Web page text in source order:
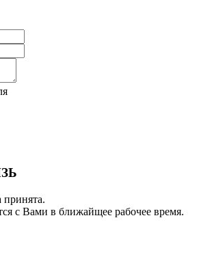
принята.
с Вами в ближайщее рабочее время.